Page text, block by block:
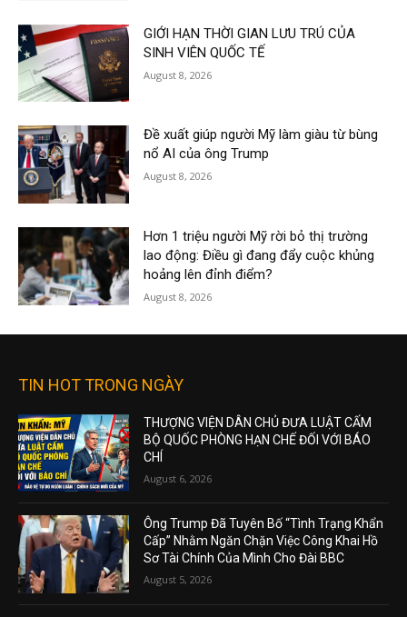
GIỚI HẠN THỜI GIAN LƯU TRÚ CỦA
SINH VIÊN QUỐC TẾ
August 8, 2026
Đề xuất giúp người Mỹ làm giàu từ bùng
nổ AI của ông Trump
August 8, 2026
Hơn 1 triệu người Mỹ rời bỏ thị trường
lao động: Điều gì đang đẩy cuộc khủng
hoảng lên đỉnh điểm?
August 8, 2026
TIN HOT TRONG NGÀY
THƯỢNG VIỆN DÂN CHỦ ĐƯA LUẬT CẤM
BỘ QUỐC PHÒNG HẠN CHẾ ĐỐI VỚI BÁO
CHÍ
August 6, 2026
Ông Trump Đã Tuyên Bố “Tình Trạng Khẩn
Cấp” Nhằm Ngăn Chặn Việc Công Khai Hồ
Sơ Tài Chính Của Mình Cho Đài BBC
August 5, 2026